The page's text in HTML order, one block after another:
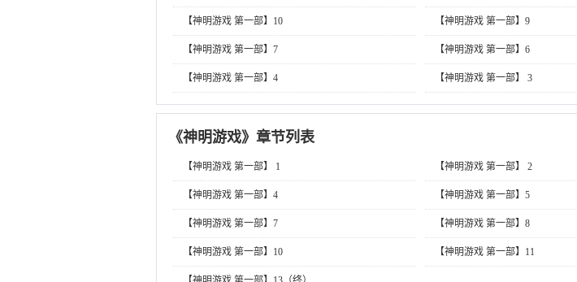
【神明游戏 第一部】10 【神明游戏 第一部】9
【神明游戏 第一部】7 【神明游戏 第一部】6
【神明游戏 第一部】4 【神明游戏 第一部】 3
《神明游戏》章节列表
【神明游戏 第一部】 1 【神明游戏 第一部】 2
【神明游戏 第一部】4 【神明游戏 第一部】5
【神明游戏 第一部】7 【神明游戏 第一部】8
【神明游戏 第一部】10 【神明游戏 第一部】11